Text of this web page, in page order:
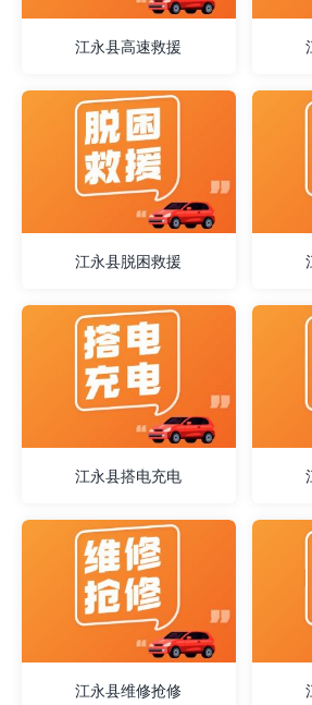
江永县高速救援
江永县脱困救援
江永县搭电充电
江永县维修抢修